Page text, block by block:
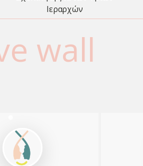
Ιεραρχών
wall